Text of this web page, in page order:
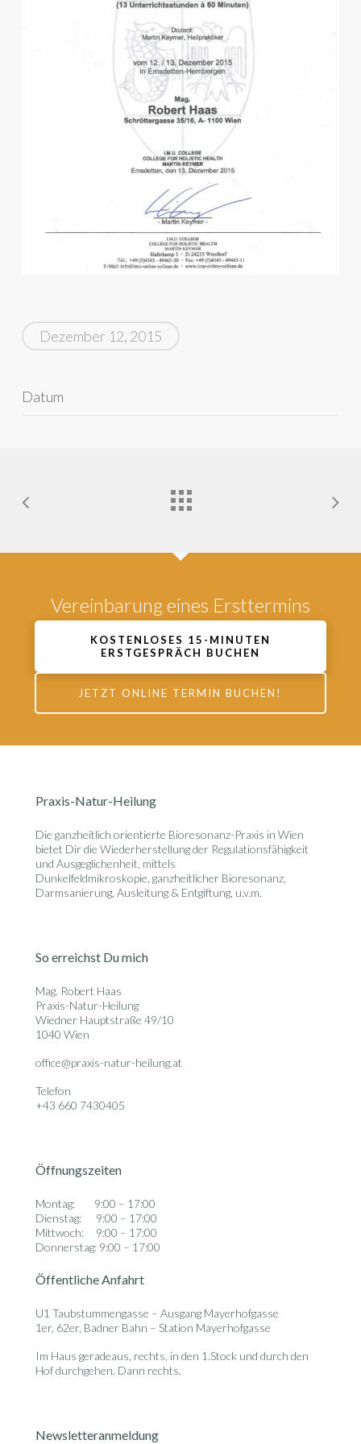
Dezember 12, 2015
Datum
Vereinbarung eines Ersttermins
KOSTENLOSES 15-MINUTEN
ERSTGESPRÄCH BUCHEN
JETZT ONLINE TERMIN BUCHEN!
Praxis-Natur-Heilung
Die ganzheitlich orientierte Bioresonanz-Praxis in Wien
bietet Dir die Wiederherstellung der Regulationsfähigkeit
und Ausgeglichenheit, mittels
Dunkelfeldmikroskopie, ganzheitlicher Bioresonanz,
Darmsanierung, Ausleitung & Entgiftung, u.v.m.
So erreichst Du mich
Mag. Robert Haas
Praxis-Natur-Heilung
Wiedner Hauptstraße 49/10
1040 Wien
office@praxis-natur-heilung.at
Telefon
+43 660 7430405
Öffnungszeiten
Montag: 9:00 – 17:00
Dienstag: 9:00 – 17:00
Mittwoch: 9:00 – 17:00
Donnerstag: 9:00 – 17:00
Öffentliche Anfahrt
U1 Taubstummengasse – Ausgang Mayerhofgasse
1er, 62er, Badner Bahn – Station Mayerhofgasse
Im Haus geradeaus, rechts, in den 1.Stock und durch den
Hof durchgehen. Dann rechts.
Newsletteranmeldung